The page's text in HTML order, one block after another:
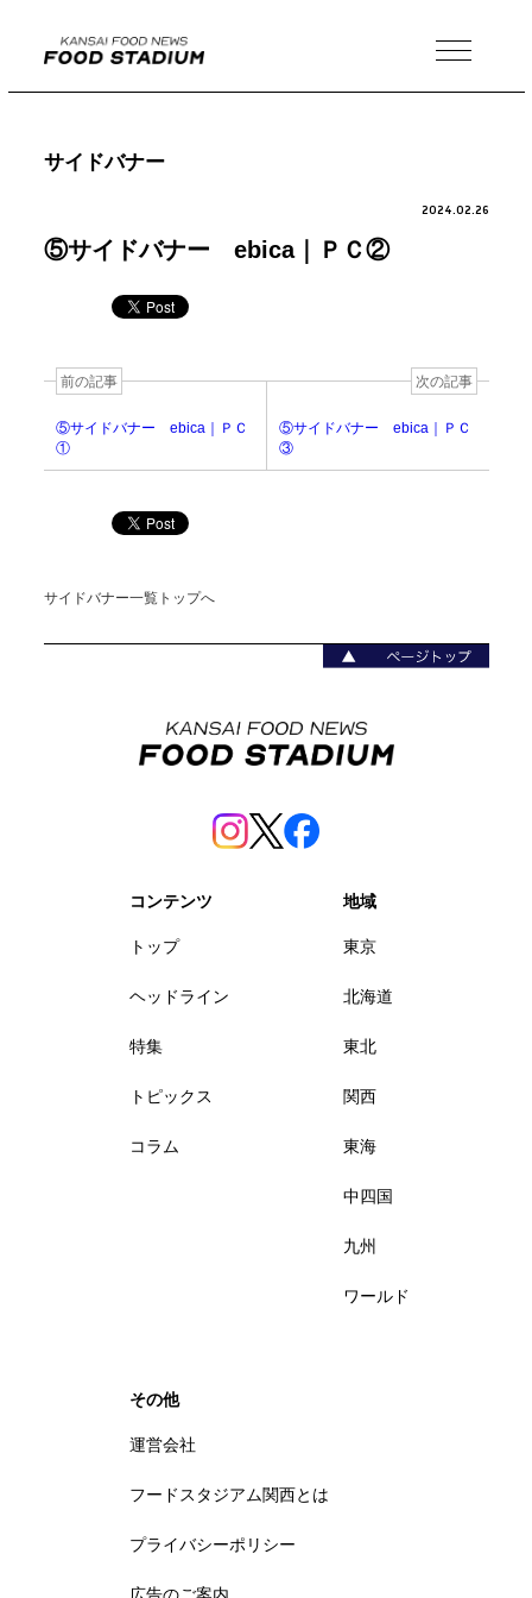
MENU
サイドバナー
2024.02.26
⑤サイドバナー ebica｜ＰＣ②
前の記事
⑤サイドバナー ebica｜ＰＣ
①
次の記事
⑤サイドバナー ebica｜ＰＣ
③
サイドバナー一覧トップへ
コンテンツ
トップ
ヘッドライン
特集
トピックス
コラム
地域
東京
北海道
東北
関西
東海
中四国
九州
ワールド
その他
運営会社
フードスタジアム関西とは
プライバシーポリシー